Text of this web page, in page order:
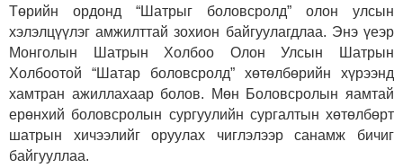
Төрийн ордонд “Шатрыг боловсролд” олон улсын
хэлэлцүүлэг амжилттай зохион байгуулагдлаа. Энэ үеэр
Монголын Шатрын Холбоо Олон Улсын Шатрын
Холбоотой “Шатар боловсролд” хөтөлбөрийн хүрээнд
хамтран ажиллахаар болов. Мөн Боловсролын яамтай
ерөнхий боловсролын сургуулийн сургалтын хөтөлбөрт
шатрын хичээлийг оруулах чиглэлээр санамж бичиг
байгууллаа.